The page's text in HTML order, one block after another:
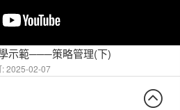
示範───策略管理(下)
: 2025-02-07